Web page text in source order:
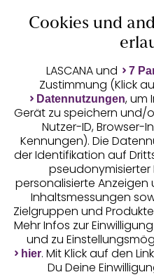
Auszeichnungen
Geprüfte
Unsere Apps
Cookies und
LASCANA und 7
Zustimmung (Klick
Datennutzungen, um
Gerät zu speichern und/
Nutzer-ID,
Kennungen). Die
der Identifikation auf
pseudonymisierter
personalisierte
Inhaltsmessungen
Zielgruppen und
Mehr Infos zur
und zu
hier. Mit Klick auf den Link
Du Deine